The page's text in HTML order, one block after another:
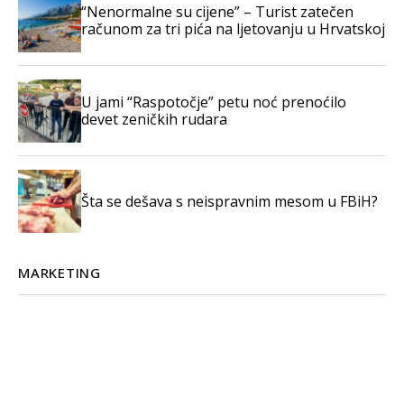
“Nenormalne su cijene” – Turist zatečen
računom za tri pića na ljetovanju u Hrvatskoj
U jami “Raspotočje” petu noć prenoćilo
devet zeničkih rudara
Šta se dešava s neispravnim mesom u FBiH?
MARKETING